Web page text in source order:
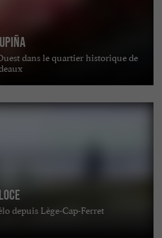
dans le quartier historique de
depuis Lège-Cap-Ferret